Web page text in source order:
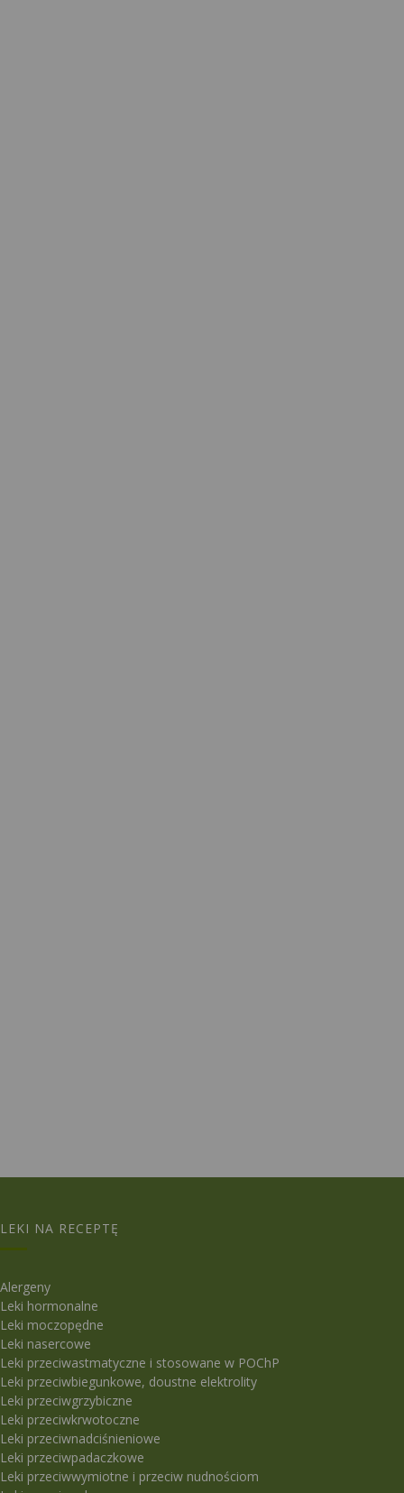
LEKI NA RECEPTĘ
Alergeny
Leki hormonalne
Leki moczopędne
Leki nasercowe
Leki przeciwastmatyczne i stosowane w POChP
Leki przeciwbiegunkowe, doustne elektrolity
Leki przeciwgrzybiczne
Leki przeciwkrwotoczne
Leki przeciwnadciśnieniowe
Leki przeciwpadaczkowe
Leki przeciwwymiotne i przeciw nudnościom